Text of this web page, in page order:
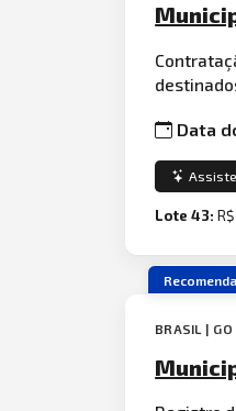
Data
Lote 43:
BRASIL |